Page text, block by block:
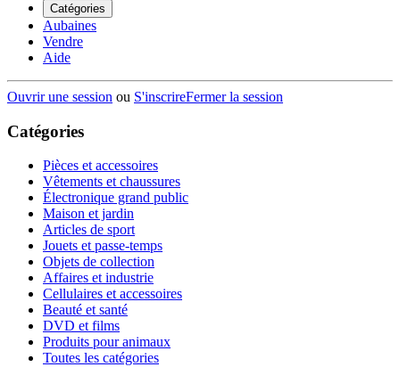
Catégories
Aubaines
Vendre
Aide
Ouvrir une session ou S'inscrireFermer la session
Catégories
Pièces et accessoires
Vêtements et chaussures
Électronique grand public
Maison et jardin
Articles de sport
Jouets et passe-temps
Objets de collection
Affaires et industrie
Cellulaires et accessoires
Beauté et santé
DVD et films
Produits pour animaux
Toutes les catégories